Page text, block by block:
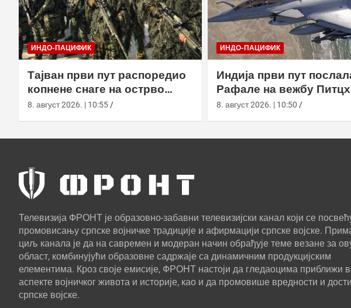
ИНДО-ПАЦИФИК
Тајван први пут распоредио
копнене снаге на острво
Сјаолиућиу током вежбе Хан
8. август 2026. | 10:55
ИНДО-ПАЦИФИК
Индија први пут
Рафале на вежбу Питцх
Блацк у Аустралији
8. август 2026. | 10:50
Телевизија ФРОНТ је образовно-забавни телевизијски канал који се
промовисању српске војничке традиције и афирмацији српске војске.
циљ канала је да на савремен и модеран начин обрађује теме везане за
област, комбинујући образовне садржаје са динамичним продукцијским
елементима. Кроз своје емисије, ФРОНТ настоји да гледаоцима приближи
аспекте војничког живота и историје, као и да промовише вредности и
српске војске.